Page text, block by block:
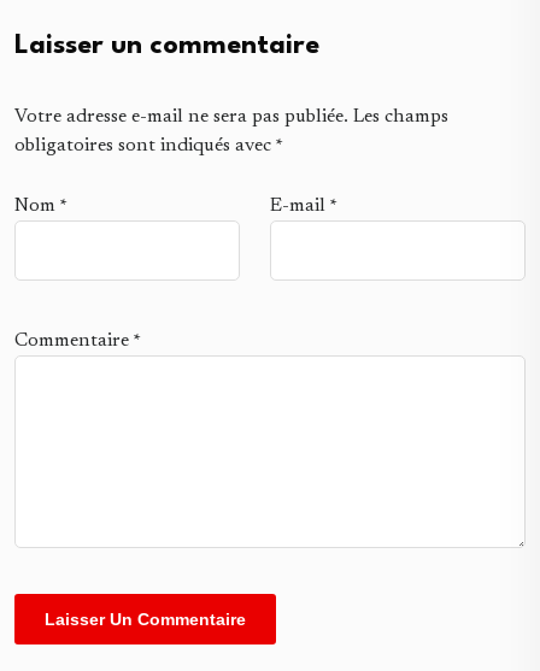
Laisser un commentaire
Votre adresse e-mail ne sera pas publiée. Les champs
obligatoires sont indiqués avec *
Nom * E-mail *
Commentaire *